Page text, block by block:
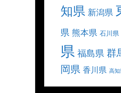
知県 新潟県
県 熊本県 石川県
県 福島県 群
岡県 香川県 高